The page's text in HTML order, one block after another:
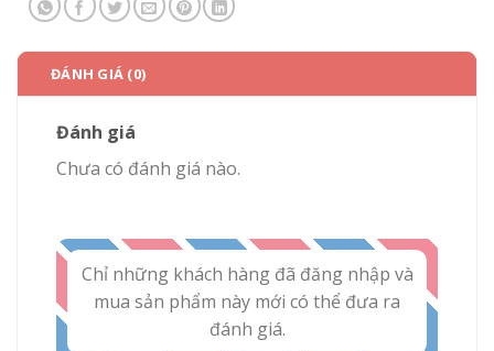
ĐÁNH GIÁ (0)
Đánh giá
Chưa có đánh giá nào.
Chỉ những khách hàng đã đăng nhập và
mua sản phẩm này mới có thể đưa ra
đánh giá.